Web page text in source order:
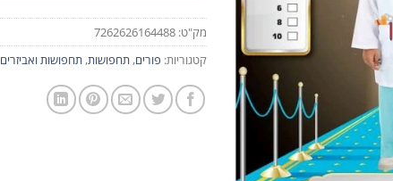
מק"ט: 7262626164488
קטגוריות: פורים, תחפושות, תחפושות ואביזרים